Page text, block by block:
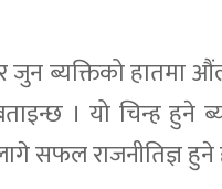
जुन ब्यक्तिको हातमा
। यो चिन्ह हुने
सफल राजनीतिज्ञ